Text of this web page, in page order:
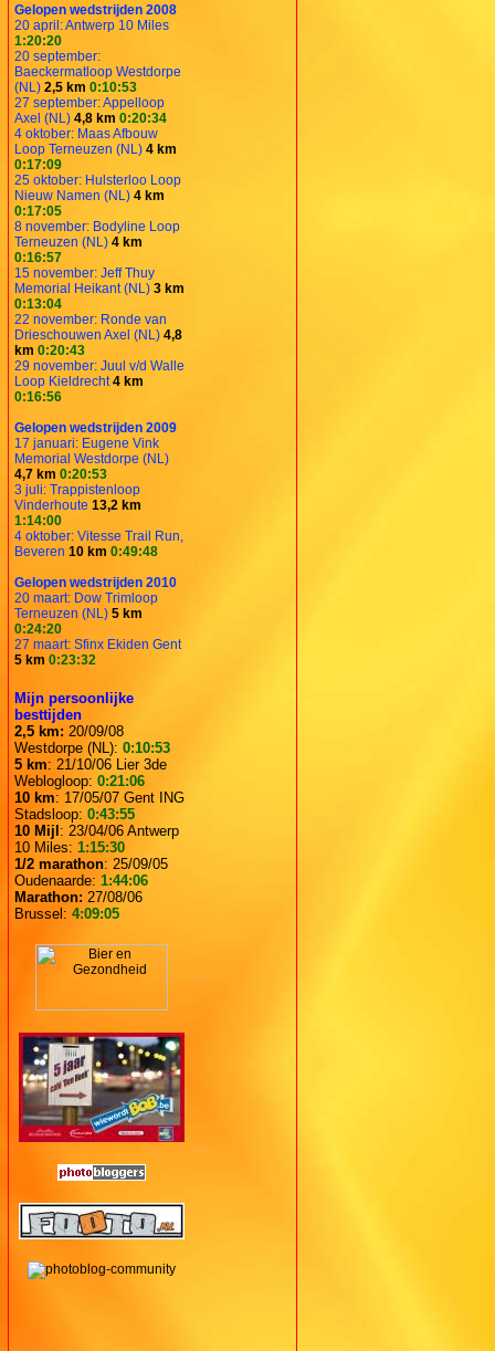
Gelopen wedstrijden 2008
20 april: Antwerp 10 Miles
1:20:20
20 september:
Baeckermatloop Westdorpe
(NL) 2,5 km 0:10:53
27 september: Appelloop
Axel (NL) 4,8 km 0:20:34
4 oktober: Maas Afbouw
Loop Terneuzen (NL) 4 km
0:17:09
25 oktober: Hulsterloo Loop
Nieuw Namen (NL) 4 km
0:17:05
8 november: Bodyline Loop
Terneuzen (NL) 4 km
0:16:57
15 november: Jeff Thuy
Memorial Heikant (NL) 3 km
0:13:04
22 november: Ronde van
Drieschouwen Axel (NL) 4,8
km 0:20:43
29 november: Juul v/d Walle
Loop Kieldrecht4 km
0:16:56
Gelopen wedstrijden 2009
17 januari: Eugene Vink
Memorial Westdorpe (NL)
4,7 km 0:20:53
3 juli: Trappistenloop
Vinderhoute 13,2 km
1:14:00
4 oktober: Vitesse Trail Run,
Beveren 10 km 0:49:48
Gelopen wedstrijden 2010
20 maart: Dow Trimloop
Terneuzen (NL) 5 km
0:24:20
27 maart: Sfinx Ekiden Gent
5 km 0:23:32
Mijn persoonlijke
besttijden
2,5 km: 20/09/08
Westdorpe (NL): 0:10:53
5 km: 21/10/06 Lier 3de
Weblogloop: 0:21:06
10 km: 17/05/07 Gent ING
Stadsloop: 0:43:55
10 Mijl: 23/04/06 Antwerp
10 Miles: 1:15:30
1/2 marathon: 25/09/05
Oudenaarde: 1:44:06
Marathon: 27/08/06
Brussel: 4:09:05